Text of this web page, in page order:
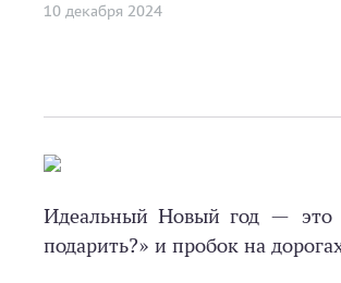
10 декабря 2024
Идеальный Новый год — это
подарить?» и пробок на